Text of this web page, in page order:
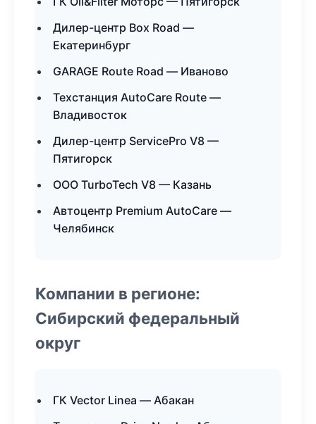
Дилер-центр Box Road —
Екатеринбург
GARAGE Route Road — Иваново
Техстанция AutoCare Route —
Владивосток
Дилер-центр ServicePro V8 —
Пятигорск
ООО TurboTech V8 — Казань
Автоцентр Premium AutoCare —
Челябинск
Компании в регионе:
Сибирский федеральный
округ
ГК Vector Linea — Абакан